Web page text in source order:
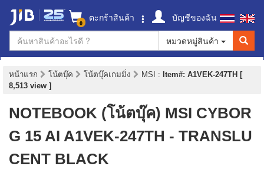
0 ตะกร้าสินค้า
บัญชีของฉัน
หมวดหมู่สินค้า
หน้าแรก โน้ตบุ๊ค โน้ตบุ๊คเกมมิ่ง MSI : Item#: A1VEK-247TH [
8,513 view ]
NOTEBOOK (โน้ตบุ๊ค) MSI CYBOR
G 15 AI A1VEK-247TH - TRANSLU
CENT BLACK